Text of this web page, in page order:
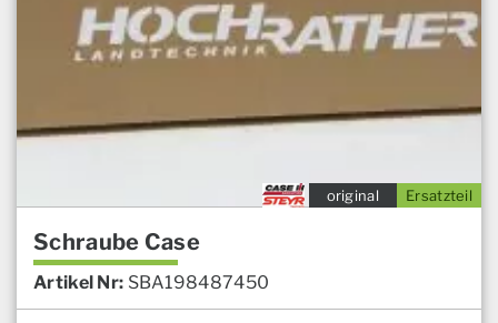
Ersatzteil
original
Schraube Case
Artikel Nr: SBA198487450